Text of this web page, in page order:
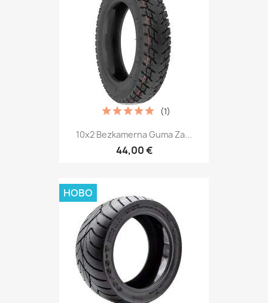
10x2 Bezkamerna Guma Za...
44,00 €
(1)
НОВО